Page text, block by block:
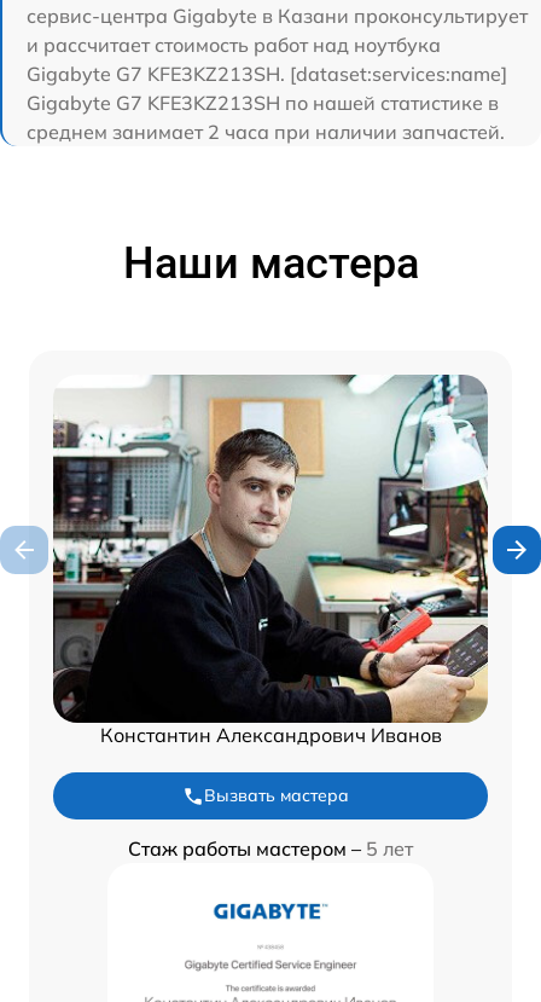
сервис-центра Gigabyte в Казани проконсультирует
и рассчитает стоимость работ над ноутбука
Gigabyte G7 KFE3KZ213SH. [dataset:services:name]
Gigabyte G7 KFE3KZ213SH по нашей статистике в
среднем занимает 2 часа при наличии запчастей.
Наши мастера
Константин Александрович Иванов
Вызвать мастера
Стаж работы мастером – 5 лет